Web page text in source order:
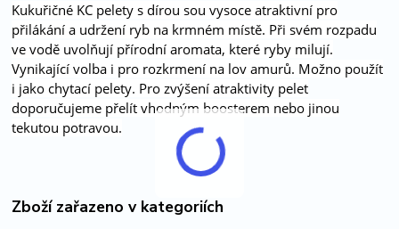
Kukuřičné KC pelety s dírou sou vysoce atraktivní pro
přilákání a udržení ryb na krmném místě. Při svém rozpadu
ve vodě uvolňují přírodní aromata, které ryby milují.
Vynikající volba i pro rozkrmení na lov amurů. Možno použít
i jako chytací pelety. Pro zvýšení atraktivity pelet
doporučujeme přelít vhodným boosterem nebo jinou
tekutou potravou.
Zboží zařazeno v kategoriích